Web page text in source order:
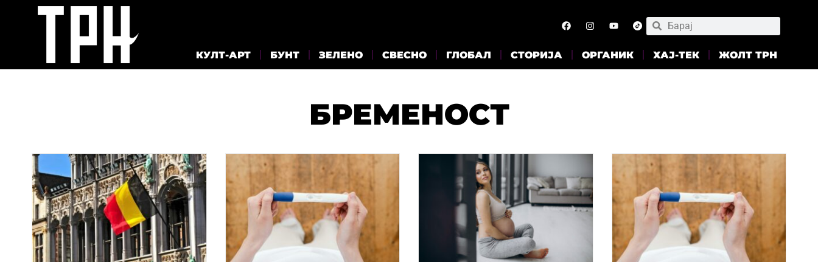
КУЛТ-АРТ БУНТ ЗЕЛЕНО СВЕСНО ГЛОБАЛ СТОРИЈА ОРГАНИК ХАЈ-ТЕК ЖОЛТ ТРН
БРЕМЕНОСТ